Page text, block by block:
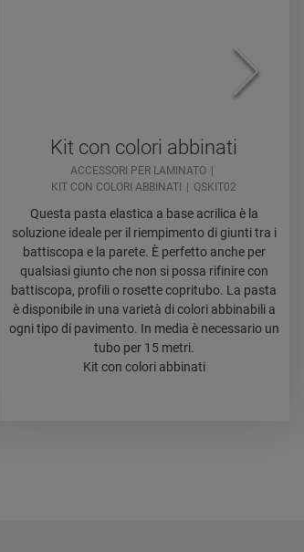
Kit con colori abbinati
ACCESSORI PER LAMINATO
KIT CON COLORI ABBINATI
QSKIT02
Questa pasta elastica a base acrilica è la
soluzione ideale per il riempimento di giunti tra i
battiscopa e la parete. È perfetto anche per
qualsiasi giunto che non si possa rifinire con
battiscopa, profili o rosette copritubo. La pasta
è disponibile in una varietà di colori abbinabili a
ogni tipo di pavimento. In media è necessario un
tubo per 15 metri.
Kit con colori abbinati